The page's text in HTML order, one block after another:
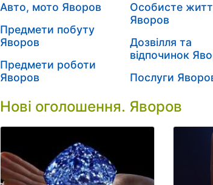
Авто, мото Яворов
Предмети побуту
Яворов
Предмети роботи
Яворов
Особисте
Яворов
Дозвілля та
відпочинок
Послуги
Нові оголошення. Яворов